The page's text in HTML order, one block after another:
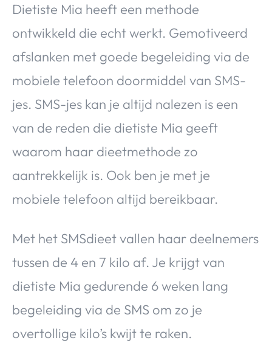
Dietiste Mia heeft een methode
ontwikkeld die echt werkt. Gemotiveerd
afslanken met goede begeleiding via de
mobiele telefoon doormiddel van SMS-
jes. SMS-jes kan je altijd nalezen is een
van de reden die dietiste Mia geeft
waarom haar dieetmethode zo
aantrekkelijk is. Ook ben je met je
mobiele telefoon altijd bereikbaar.
Met het SMSdieet vallen haar deelnemers
tussen de 4 en 7 kilo af. Je krijgt van
dietiste Mia gedurende 6 weken lang
begeleiding via de SMS om zo je
overtollige kilo’s kwijt te raken.